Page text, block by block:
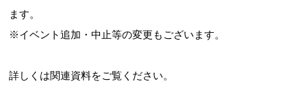
ます。
※イベント追加・中止等の変更もございます。
詳しくは関連資料をご覧ください。